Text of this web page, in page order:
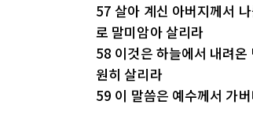
57 살아 계신 아버지께서
로 말미암아 살리라
58 이것은 하늘에서 내려
원히 살리라
59 이 말씀은 예수께서 가